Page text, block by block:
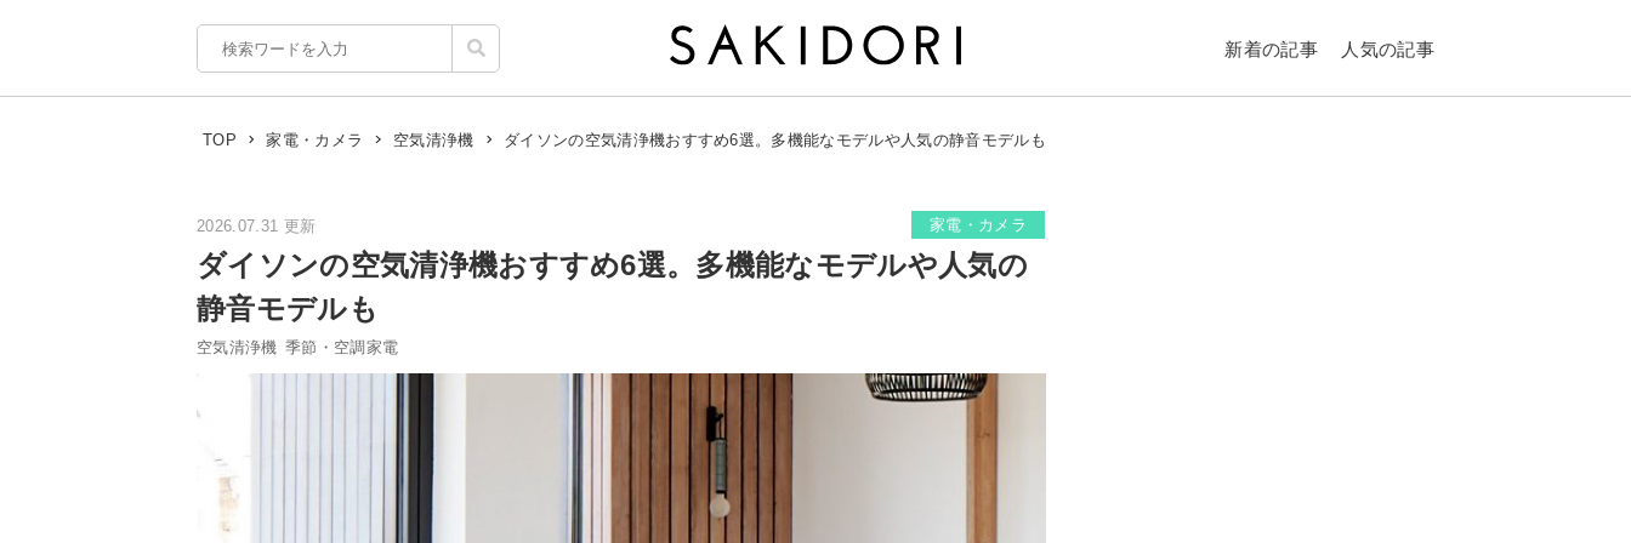
新着の記事 人気の記事
TOP 家電・カメラ 空気清浄機 ダイソンの空気清浄機おすすめ6選。多機能なモデルや人気の静音モデルも
2026.07.31 更新 家電・カメラ
ダイソンの空気清浄機おすすめ6選。多機能なモデルや人気の
静音モデルも
空気清浄機 季節・空調家電